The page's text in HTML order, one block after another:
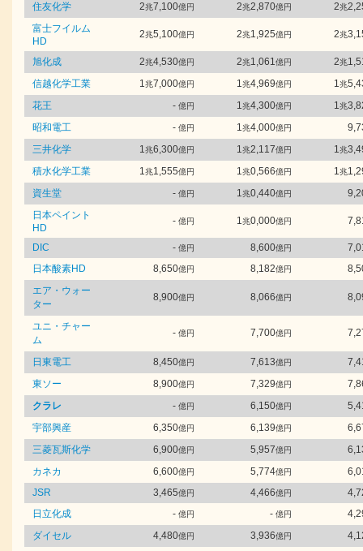
住友化学 2兆7,100億円 2兆2,870億円 2兆
富士フイルム
HD
2兆5,100億円 2兆1,925億円 2兆
旭化成 2兆4,530億円 2兆1,061億円 2兆
信越化学工業
1兆7,000億円 1兆4,969億円 1兆
花王
- 億円 1兆4,300億円 1兆
昭和電工
- 億円 1兆4,000億円
三井化学
1兆6,300億円 1兆2,117億円 1兆
積水化学工業
1兆1,555億円 1兆0,566億円 1兆
資生堂
- 億円 1兆0,440億円
日本ペイント
HD
- 億円 1兆0,000億円
DIC - 億円 8,600億円
日本酸素HD
8,650億円 8,182億円
エア・ウォー
ター
8,900億円 8,066億円
ユニ・チャー
ム
- 億円 7,700億円
日東電工 8,450億円 7,613億円
東ソー
8,900億円 7,329億円
クラレ
- 億円 6,150億円
宇部興産
6,350億円 6,139億円
三菱瓦斯化学
6,900億円 5,957億円
カネカ
6,600億円 5,774億円
JSR
3,465億円 4,466億円
日立化成
- 億円 - 億円
ダイセル
4,480億円 3,936億円